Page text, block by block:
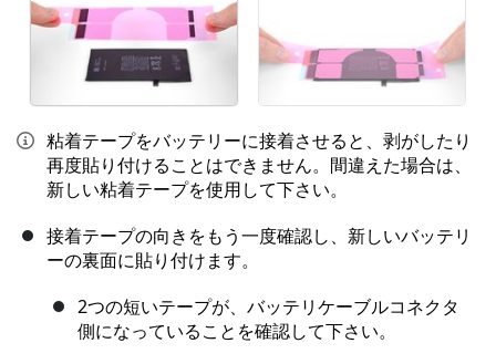
粘着テープをバッテリーに接着させると、剥がしたり
再度貼り付けることはできません。間違えた場合は、
新しい粘着テープを使用して下さい。
接着テープの向きをもう一度確認し、新しいバッテリ
ーの裏面に貼り付けます。
2つの短いテープが、バッテリケーブルコネクタ
側になっていることを確認して下さい。